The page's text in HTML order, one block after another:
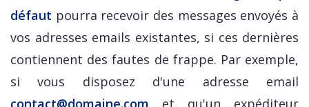
défaut pourra recevoir des messages envoyés à
vos adresses emails existantes, si ces dernières
contiennent des fautes de frappe. Par exemple,
si vous disposez d'une adresse email
contact@domaine.com et qu'un expéditeur